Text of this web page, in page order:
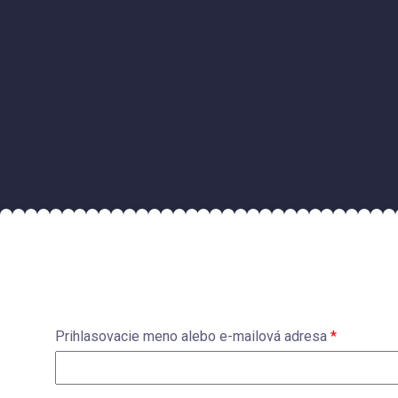
Prihlasovacie meno alebo e-mailová adresa *